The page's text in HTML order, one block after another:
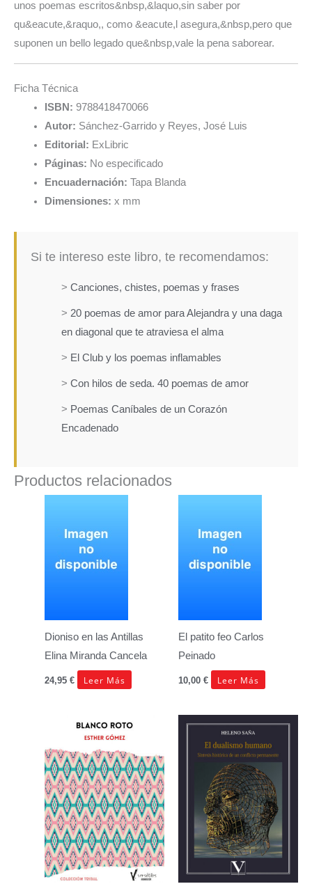
unos poemas escritos&nbsp,&laquo,sin saber por
qu&eacute,&raquo,, como &eacute,l asegura,&nbsp,pero que
suponen un bello legado que&nbsp,vale la pena saborear.
Ficha Técnica
ISBN: 9788418470066
Autor: Sánchez-Garrido y Reyes, José Luis
Editorial: ExLibric
Páginas: No especificado
Encuadernación: Tapa Blanda
Dimensiones: x mm
Si te intereso este libro, te recomendamos:
> Canciones, chistes, poemas y frases
> 20 poemas de amor para Alejandra y una daga
en diagonal que te atraviesa el alma
> El Club y los poemas inflamables
> Con hilos de seda. 40 poemas de amor
> Poemas Caníbales de un Corazón
Encadenado
Productos relacionados
Dioniso en las Antillas
Elina Miranda Cancela
24,95 € Leer Más
El patito feo Carlos
Peinado
10,00 € Leer Más